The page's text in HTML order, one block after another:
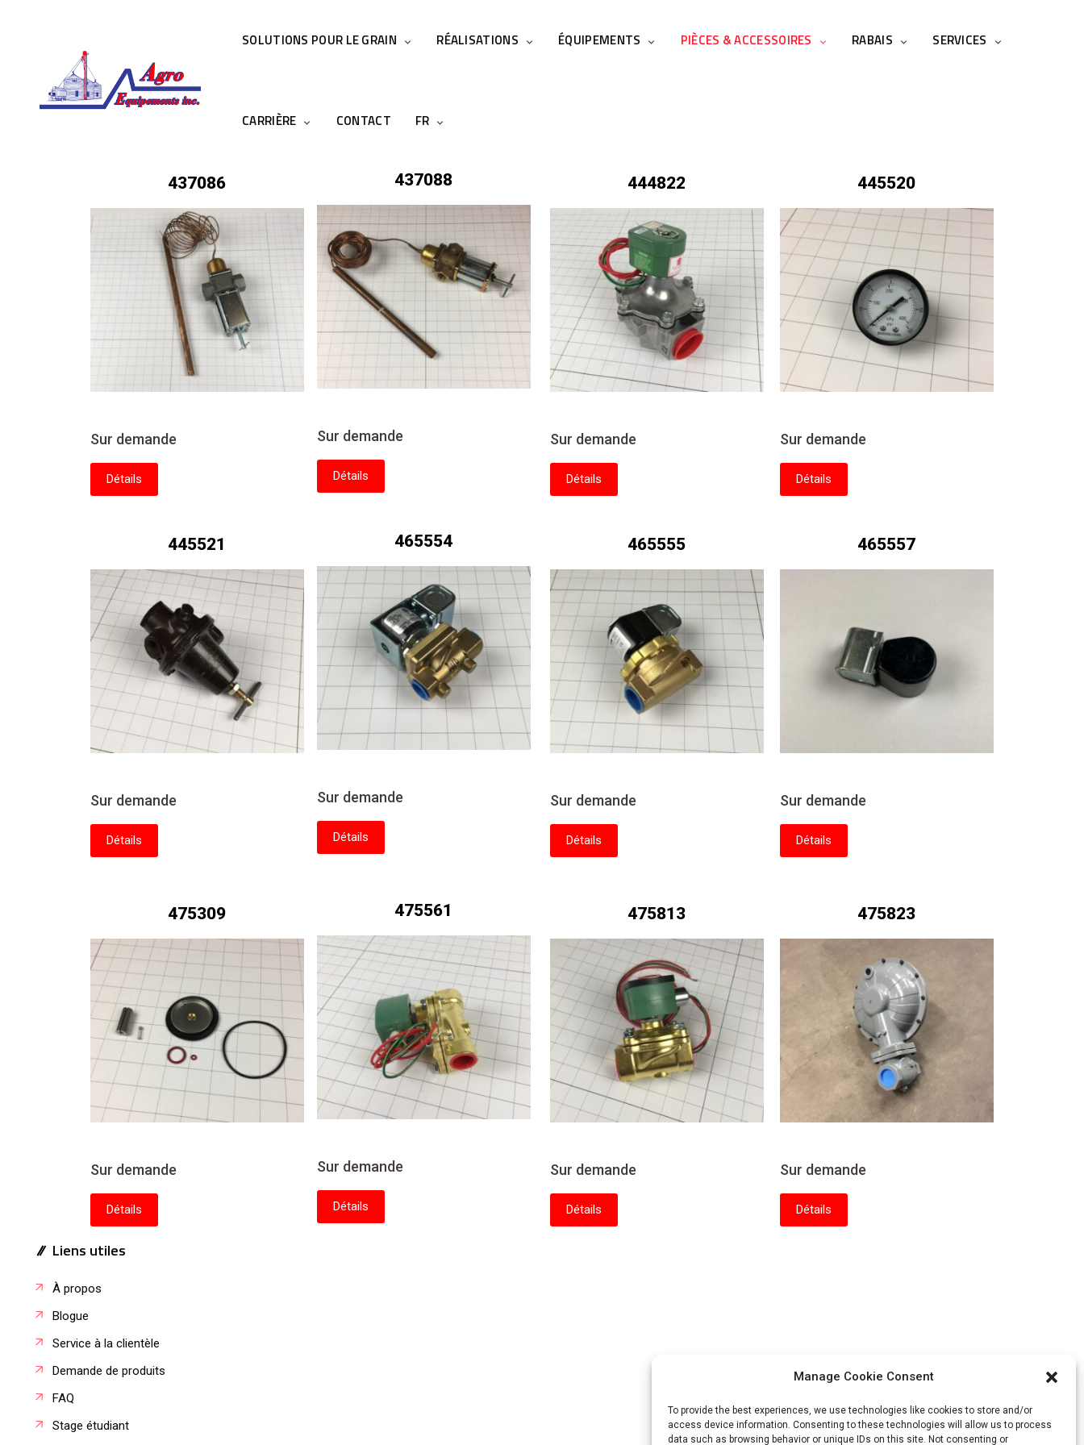
Manage Cookie Consent
To provide the best experiences, we use technologies like cookies to store and/or
access device information. Consenting to these technologies will allow us to process
data such as browsing behavior or unique IDs on this site. Not consenting or
SOLUTIONS POUR LE GRAIN RÉALISATIONS ÉQUIPEMENTS PIÈCES & ACCESSOIRES RABAIS SERVICES
CARRIÈRE CONTACT FR
437086
Sur demande
Détails
437088
Sur demande
Détails
444822
Sur demande
Détails
445520
Sur demande
Détails
445521
Sur demande
Détails
465554
Sur demande
Détails
465555
Sur demande
Détails
465557
Sur demande
Détails
475309
Sur demande
Détails
475561
Sur demande
Détails
475813
Sur demande
Détails
475823
Sur demande
Détails
Liens utiles
À propos
Blogue
Service à la clientèle
Demande de produits
FAQ
Stage étudiant